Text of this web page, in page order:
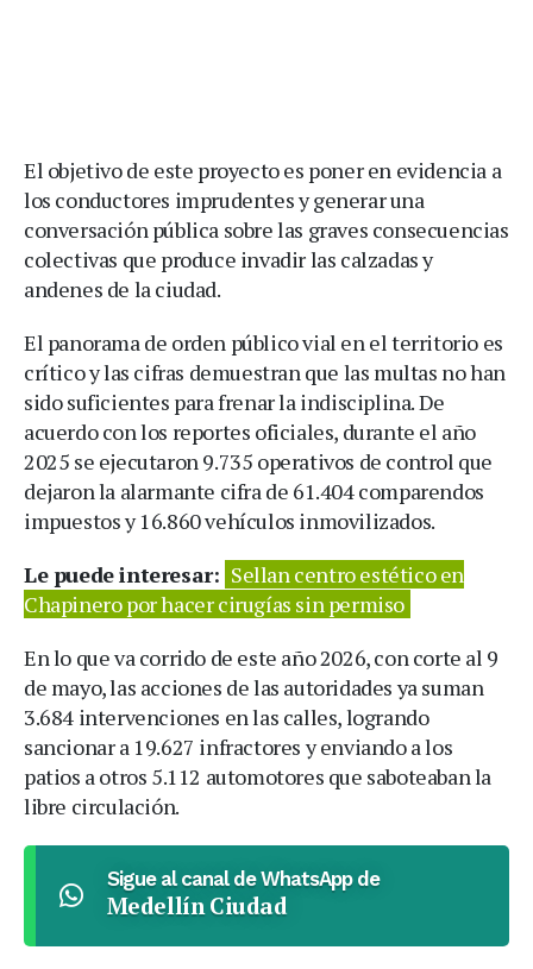
El objetivo de este proyecto es poner en evidencia a
los conductores imprudentes y generar una
conversación pública sobre las graves consecuencias
colectivas que produce invadir las calzadas y
andenes de la ciudad.
El panorama de orden público vial en el territorio es
crítico y las cifras demuestran que las multas no han
sido suficientes para frenar la indisciplina. De
acuerdo con los reportes oficiales, durante el año
2025 se ejecutaron 9.735 operativos de control que
dejaron la alarmante cifra de 61.404 comparendos
impuestos y 16.860 vehículos inmovilizados.
Le puede interesar: Sellan centro estético en
Chapinero por hacer cirugías sin permiso
En lo que va corrido de este año 2026, con corte al 9
de mayo, las acciones de las autoridades ya suman
3.684 intervenciones en las calles, logrando
sancionar a 19.627 infractores y enviando a los
patios a otros 5.112 automotores que saboteaban la
libre circulación.
Sigue al canal de WhatsApp de
Medellín Ciudad